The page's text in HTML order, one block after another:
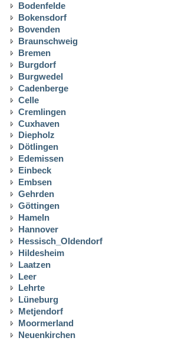
Bodenfelde
Bokensdorf
Bovenden
Braunschweig
Bremen
Burgdorf
Burgwedel
Cadenberge
Celle
Cremlingen
Cuxhaven
Diepholz
Dötlingen
Edemissen
Einbeck
Embsen
Gehrden
Göttingen
Hameln
Hannover
Hessisch_Oldendorf
Hildesheim
Laatzen
Leer
Lehrte
Lüneburg
Metjendorf
Moormerland
Neuenkirchen